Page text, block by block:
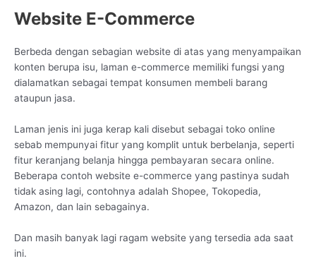
Website E-Commerce
Berbeda dengan sebagian website di atas yang menyampaikan
konten berupa isu, laman e-commerce memiliki fungsi yang
dialamatkan sebagai tempat konsumen membeli barang
ataupun jasa.
Laman jenis ini juga kerap kali disebut sebagai toko online
sebab mempunyai fitur yang komplit untuk berbelanja, seperti
fitur keranjang belanja hingga pembayaran secara online.
Beberapa contoh website e-commerce yang pastinya sudah
tidak asing lagi, contohnya adalah Shopee, Tokopedia,
Amazon, dan lain sebagainya.
Dan masih banyak lagi ragam website yang tersedia ada saat
ini.